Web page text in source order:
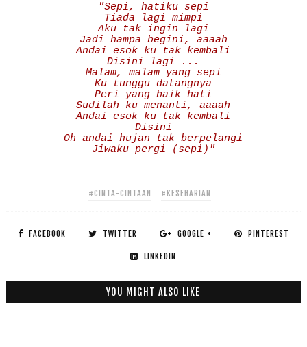
"Sepi, hatiku sepi
Tiada lagi mimpi
Aku tak ingin lagi
Jadi hampa begini, aaaah
Andai esok ku tak kembali
Disini lagi ...
Malam, malam yang sepi
Ku tunggu datangnya
Peri yang baik hati
Sudilah ku menanti, aaaah
Andai esok ku tak kembali
Disini
Oh andai hujan tak berpelangi
Jiwaku pergi (sepi)"
#CINTA-CINTAAN #KESEHARIAN
FACEBOOK TWITTER GOOGLE + PINTEREST
LINKEDIN
YOU MIGHT ALSO LIKE